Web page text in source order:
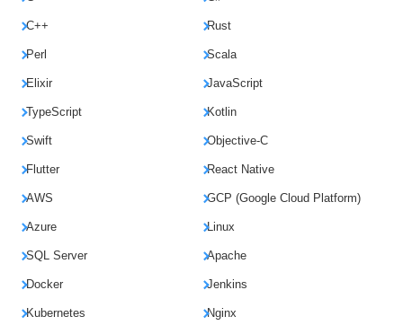
C++ Rust
Perl Scala
Elixir JavaScript
TypeScript Kotlin
Swift Objective-C
Flutter React Native
AWS GCP (Google Cloud Platform)
Azure Linux
SQL Server Apache
Docker Jenkins
Kubernetes Nginx